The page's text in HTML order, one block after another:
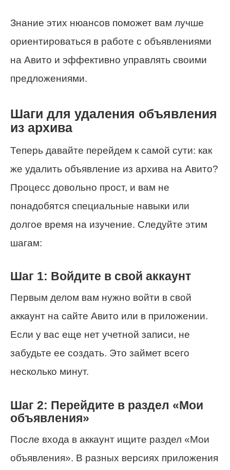
Знание этих нюансов поможет вам лучше
ориентироваться в работе с объявлениями
на Авито и эффективно управлять своими
предложениями.
Шаги для удаления объявления
из архива
Теперь давайте перейдем к самой сути: как
же удалить объявление из архива на Авито?
Процесс довольно прост, и вам не
понадобятся специальные навыки или
долгое время на изучение. Следуйте этим
шагам:
Шаг 1: Войдите в свой аккаунт
Первым делом вам нужно войти в свой
аккаунт на сайте Авито или в приложении.
Если у вас еще нет учетной записи, не
забудьте ее создать. Это займет всего
несколько минут.
Шаг 2: Перейдите в раздел «Мои
объявления»
После входа в аккаунт ищите раздел «Мои
объявления». В разных версиях приложения